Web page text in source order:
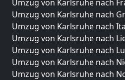
Umzug von Karlsruhe nach
Umzug von Karlsruhe nach
Umzug von Karlsruhe nach
Umzug von Karlsruhe nach
Umzug von Karlsruhe nach
Umzug von Karlsruhe nach
Umzug von Karlsruhe nach